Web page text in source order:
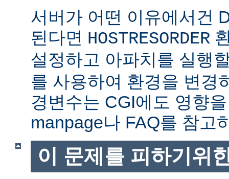
서버가 어떤 이유에서건
된다면 HOSTRESORDER
설정하고 아파치를 실행
를 사용하여 환경을 변경
경변수는 CGI에도 영향
manpage나 FAQ를 참고
이 문제를 피하기위